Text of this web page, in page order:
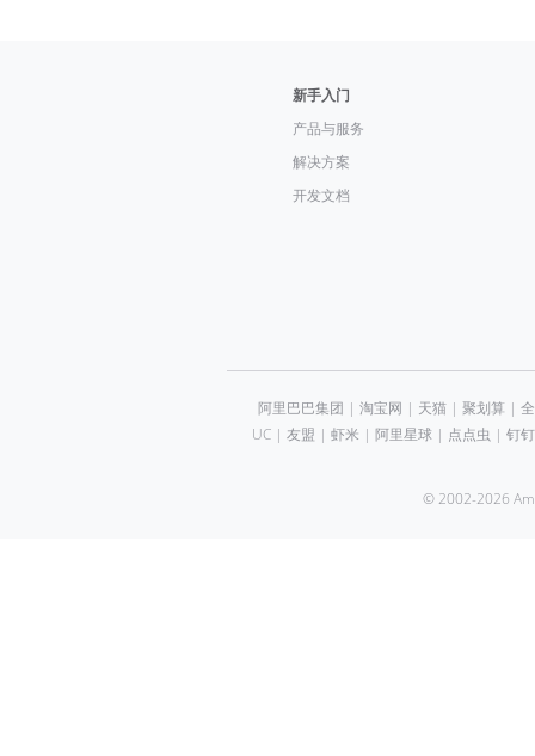
新手入门
产品与服务
解决方案
开发文档
阿里巴巴集团 | 淘宝网 | 天猫| 聚划算 |
UC| 友盟 | 虾米 | 阿里星球| 点点虫 | 钉钉
© 2002-2026